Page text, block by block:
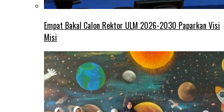
Empat Bakal Calon Rektor ULM 2026-2030 Paparkan Visi
Misi